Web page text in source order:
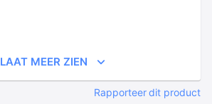
LAAT MEER ZIEN
Rapporteer dit product